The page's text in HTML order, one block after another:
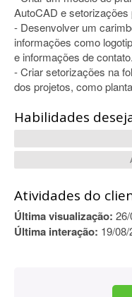
AutoCAD e
- Desenvolver um
informações como
e informações de contato.
- Criar setorizações na
dos projetos, como
Habilidades
Atividades do
Última visualização:
Última interação: 19/